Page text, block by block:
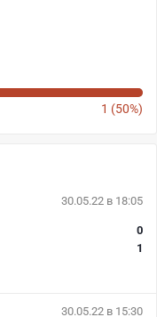
1 (50%)
30.05.22 в 18:05
0
1
30.05.22 в 15:30